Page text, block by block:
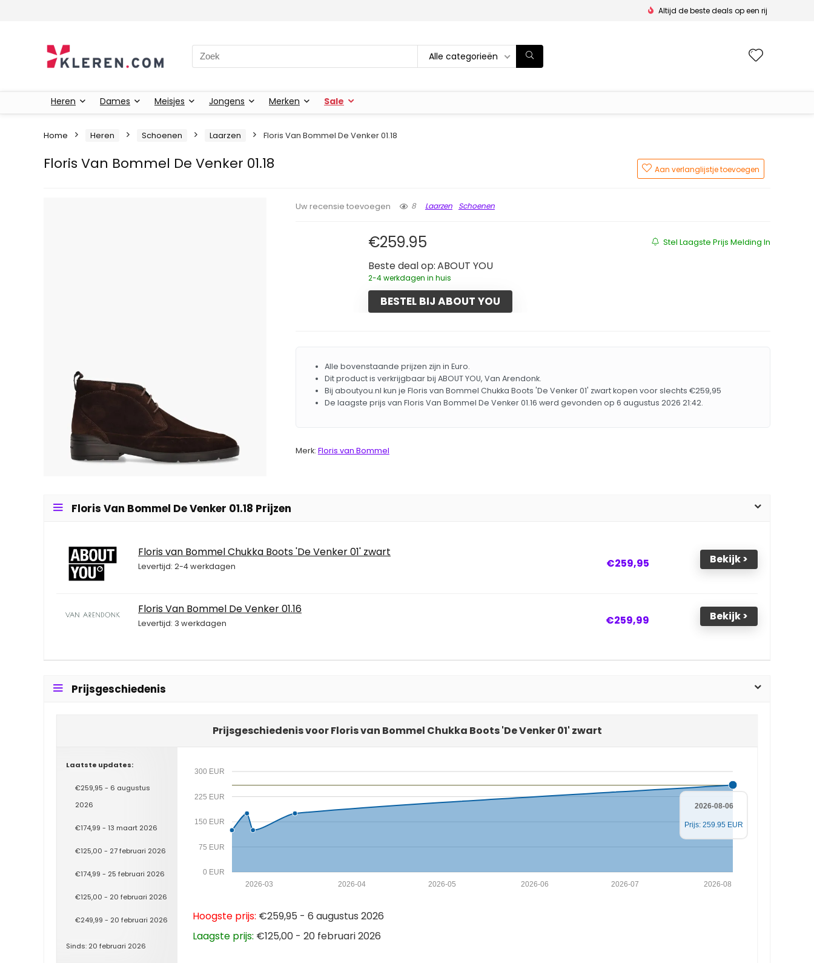
Altijd de beste deals op een rij
Zoeken naar: Alle categorieën
Heren Dames Meisjes Jongens Merken Sale
Home Heren Schoenen Laarzen Floris Van Bommel De Venker 01.18
Floris Van Bommel De Venker 01.18 Aan verlanglijstje toevoegen
Uw recensie toevoegen 8 Laarzen Schoenen
Stel Laagste Prijs Melding In
€259.95
Beste deal op: ABOUT YOU
2-4 werkdagen in huis
BESTEL BIJ ABOUT YOU
Alle bovenstaande prijzen zijn in Euro.
Dit product is verkrijgbaar bij ABOUT YOU, Van Arendonk.
Bij aboutyou.nl kun je Floris van Bommel Chukka Boots 'De Venker 01' zwart kopen voor slechts €259,95
De laagste prijs van Floris Van Bommel De Venker 01.16 werd gevonden op 6 augustus 2026 21:42.
Merk: Floris van Bommel
Floris Van Bommel De Venker 01.18 Prijzen
Floris van Bommel Chukka Boots 'De Venker 01' zwart
Levertijd: 2-4 werkdagen €259,95 Bekijk >
Floris Van Bommel De Venker 01.16
Levertijd: 3 werkdagen €259,99 Bekijk >
Prijsgeschiedenis
Prijsgeschiedenis voor Floris van Bommel Chukka Boots 'De Venker 01' zwart
Laatste updates:
€259,95 - 6 augustus
2026
€174,99 - 13 maart 2026
€125,00 - 27 februari 2026
€174,99 - 25 februari 2026
€125,00 - 20 februari 2026
€249,99 - 20 februari 2026
Sinds: 20 februari 2026
0 EUR
75 EUR
150 EUR
225 EUR
300 EUR
2026-08
2026-07
2026-06
2026-05
2026-04
2026-03
2026-08-06
Prijs: 259.95 EUR
Hoogste prijs: €259,95 - 6 augustus 2026
Laagste prijs: €125,00 - 20 februari 2026